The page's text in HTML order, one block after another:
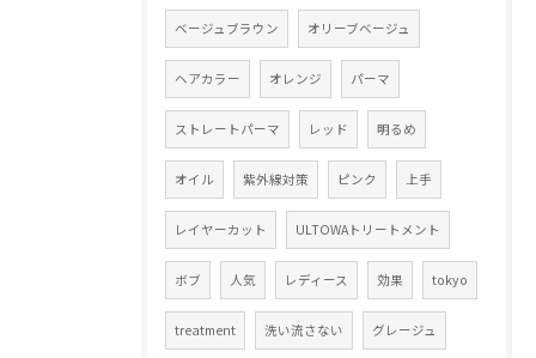
ベージュブラウン オリーブベージュ
ヘアカラー オレンジ パーマ
ストレートパーマ レッド 明るめ
オイル 紫外線対策 ピンク 上手
レイヤーカット ULTOWAトリートメント
ボブ 人気 レディース 効果 tokyo
treatment 洗い流さない グレージュ